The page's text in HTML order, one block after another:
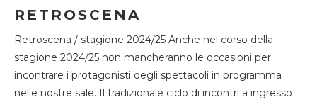
RETROSCENA
Retroscena / stagione 2024/25 Anche nel corso della
stagione 2024/25 non mancheranno le occasioni per
incontrare i protagonisti degli spettacoli in programma
nelle nostre sale. Il tradizionale ciclo di incontri a ingresso